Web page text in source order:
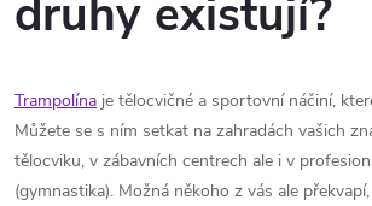
druhy existují?
Trampolína je tělocvičné a sportovní náčiní,
Můžete se s ním setkat na zahradách vašich
tělocviku, v zábavních centrech ale i v
(gymnastika). Možná někoho z vás ale